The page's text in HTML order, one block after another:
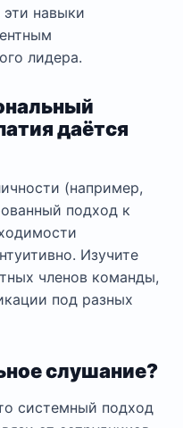
навыки
лидера.
даётся
(например,
подход к
Изучите
членов команды,
под разных
слушание?
системный подход